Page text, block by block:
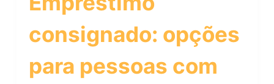
consignado: opções
para pessoas com